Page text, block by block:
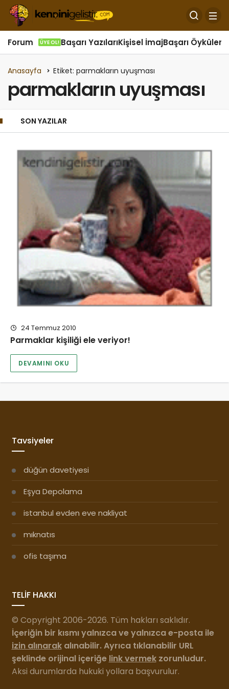
Forum ÜYE OL! Başarı YazılarıKişisel İmajBaşarı Öyküleri
Anasayfa Etiket: parmakların uyuşması
parmakların uyuşması
SON YAZILAR
24 Temmuz 2010
Parmaklar kişiliği ele veriyor!
DEVAMINI OKU
Tavsiyeler
düğün davetiyesi
Eşya Depolama
istanbul evden eve nakliyat
mıknatıs
ofis taşıma
TELİF HAKKI
© Copyright 2006-2026. Tüm hakları saklıdır.
İçeriğin bir kısmı yalnızca ve yalnızca e-posta ile
izin alınarakalınabilir. Ayrıca tıklanabilir URL
şeklinde orijinal içeriğe link vermekzorunludur.
Aksi durumlarda hukuki yollara başvurulur.